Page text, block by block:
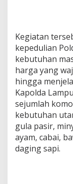
Kegiatan
kepedulian
kebutuhan
harga yang
hingga
Kapolda
sejumlah
kebutuhan
gula pasir,
ayam, cabai,
daging sapi.